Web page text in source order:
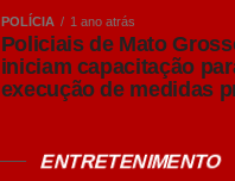
POLÍCIA 1 ano atrás
Policiais de Mato
iniciam capacitação
execução de medidas
ENTRETENIMENTO